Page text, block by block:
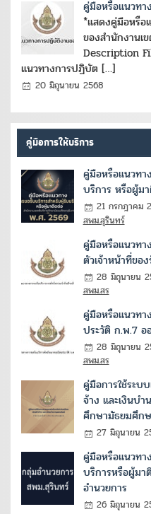
คู่มือหรือแนวทา
*แสดงคู่มือหรือ
ของสำนักงานเ
Description
แนวทางการปฏิบัต […]
20 มิถุนายน 2568
คู่มือการให้บริการ
คู่มือหรือแนวทา
บริการ หรือผู้ม
21 กรกฎาคม
สพม.สุรินทร์
คู่มือหรือแนวทา
ตัวเจ้าหน้าที่ขอ
28 มิถุนายน
สพม.สร
คู่มือหรือแนวทา
ประวัติ ก.พ.7 อ
28 มิถุนายน
สพม.สร
คู่มือการใช้ระบ
จ้าง และเงินบ
ศึกษามัธยมศึก
27 มิถุนายน
คู่มือหรือแนวทา
บริการหรือผู้ม
อำนวยการ
26 มิถุนายน